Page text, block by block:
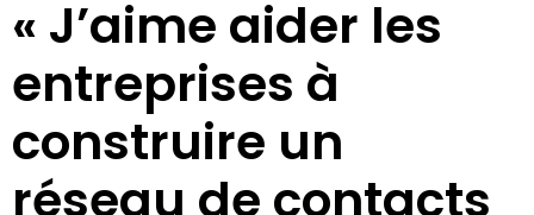
« J’aime aider les
entreprises à
construire un
réseau de contacts